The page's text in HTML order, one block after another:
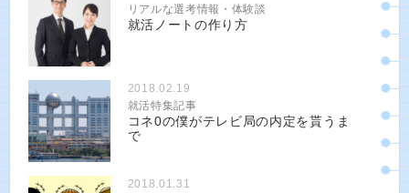
リアルな選考情報・体験談
就活ノートの作り方
2018.02.19
就活特集記事
コネ0の僕がテレビ局の内定を貰うま
で
2018.01.31